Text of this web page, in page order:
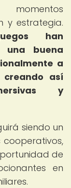
y estrategia.
han
una buena
a
así
y
siendo un
de
en